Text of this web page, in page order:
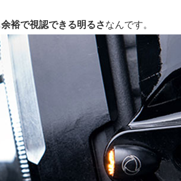
裕で視認できる明るさなんです。